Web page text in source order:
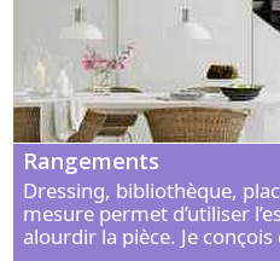
Rangements
Dressing, bibliothèque,
mesure permet d’utiliser
alourdir la pièce. Je